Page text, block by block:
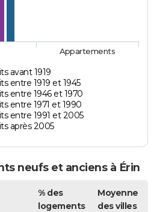
avant 1919
entre 1919 et 1945
entre 1946 et 1970
entre 1971 et 1990
entre 1991 et 2005
après 2005
Appartements
neufs et anciens à Érin
% des
logements
Moyenne
des villes